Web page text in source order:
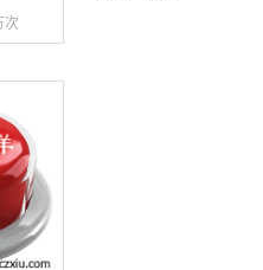
次